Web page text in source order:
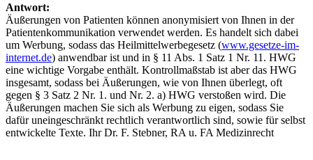
Antwort:
Äußerungen von Patienten können anonymisiert von Ihnen in der
Patientenkommunikation verwendet werden. Es handelt sich dabei
um Werbung, sodass das Heilmittelwerbegesetz (www.gesetze-im-
internet.de) anwendbar ist und in § 11 Abs. 1 Satz 1 Nr. 11. HWG
eine wichtige Vorgabe enthält. Kontrollmaßstab ist aber das HWG
insgesamt, sodass bei Äußerungen, wie von Ihnen überlegt, oft
gegen § 3 Satz 2 Nr. 1. und Nr. 2. a) HWG verstoßen wird. Die
Äußerungen machen Sie sich als Werbung zu eigen, sodass Sie
dafür uneingeschränkt rechtlich verantwortlich sind, sowie für selbst
entwickelte Texte. Ihr Dr. F. Stebner, RA u. FA Medizinrecht